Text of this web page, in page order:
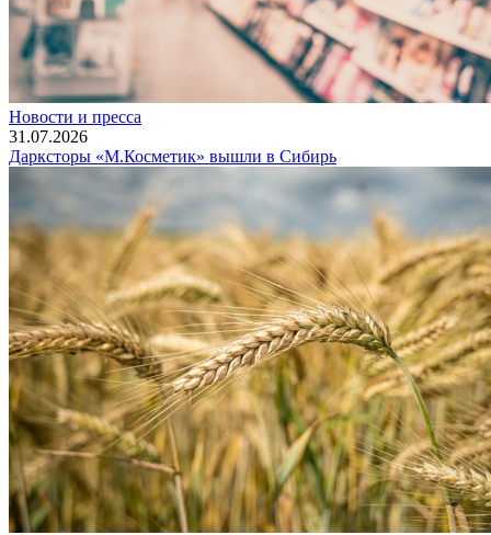
Новости и пресса
31.07.2026
Дарксторы «М.Косметик» вышли в Сибирь